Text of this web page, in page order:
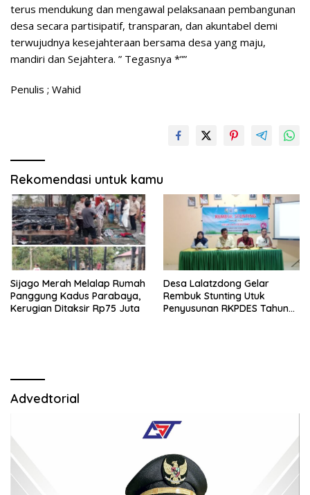
terus mendukung dan mengawal pelaksanaan pembangunan
desa secara partisipatif, transparan, dan akuntabel demi
terwujudnya kesejahteraan bersama desa yang maju,
mandiri dan Sejahtera. ” Tegasnya *””
Penulis ; Wahid
Rekomendasi untuk kamu
Sijago Merah Melalap Rumah
Panggung Kadus Parabaya,
Kerugian Ditaksir Rp75 Juta
Desa Lalatzdong Gelar
Rembuk Stunting Utuk
Penyusunan RKPDES Tahun
Advedtorial